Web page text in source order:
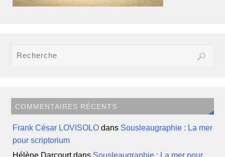
COMMENTAIRES RÉCENTS
Frank César LOVISOLO dans Sousleaugraphie : La mer
pour scriptorium
Hélène Darcourtdans Sousleaugraphie : La mer pour